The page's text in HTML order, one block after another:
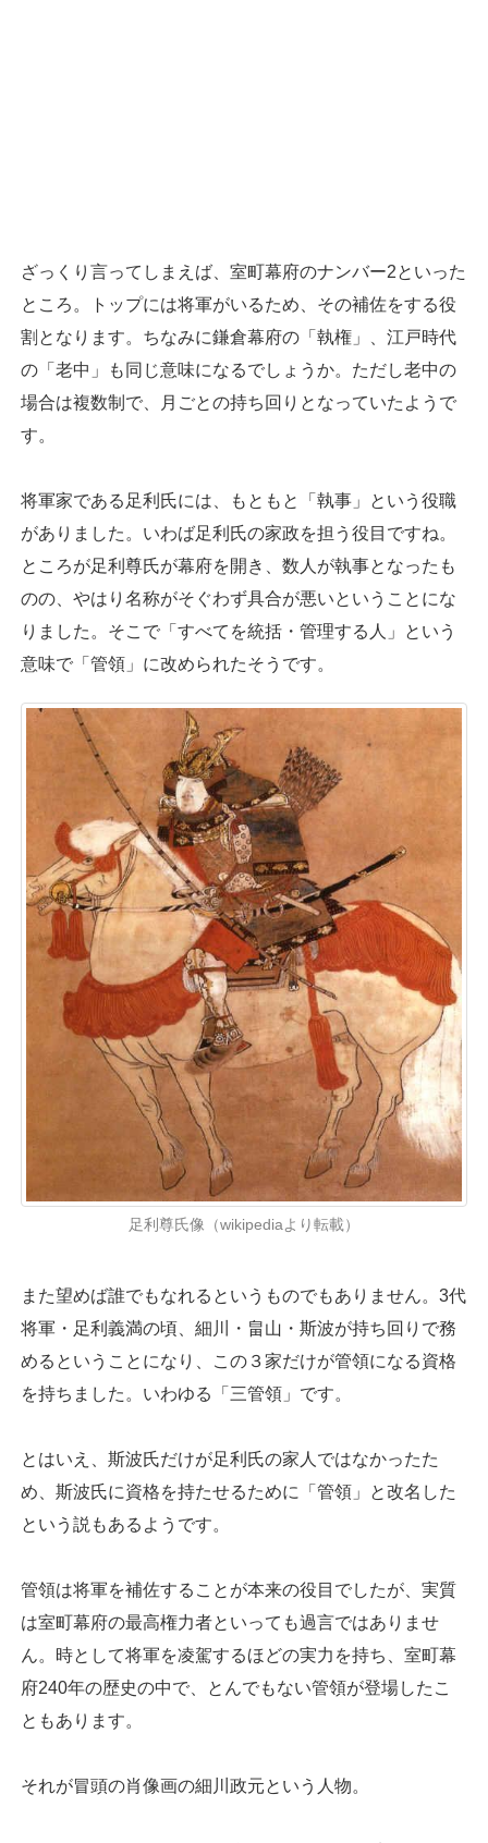
ざっくり言ってしまえば、室町幕府のナンバー2といった
ところ。トップには将軍がいるため、その補佐をする役
割となります。ちなみに鎌倉幕府の「執権」、江戸時代
の「老中」も同じ意味になるでしょうか。ただし老中の
場合は複数制で、月ごとの持ち回りとなっていたようで
す。
将軍家である足利氏には、もともと「執事」という役職
がありました。いわば足利氏の家政を担う役目ですね。
ところが足利尊氏が幕府を開き、数人が執事となったも
のの、やはり名称がそぐわず具合が悪いということにな
りました。そこで「すべてを統括・管理する人」という
意味で「管領」に改められたそうです。
足利尊氏像（wikipediaより転載）
また望めば誰でもなれるというものでもありません。3代
将軍・足利義満の頃、細川・畠山・斯波が持ち回りで務
めるということになり、この３家だけが管領になる資格
を持ちました。いわゆる「三管領」です。
とはいえ、斯波氏だけが足利氏の家人ではなかったた
め、斯波氏に資格を持たせるために「管領」と改名した
という説もあるようです。
管領は将軍を補佐することが本来の役目でしたが、実質
は室町幕府の最高権力者といっても過言ではありませ
ん。時として将軍を凌駕するほどの実力を持ち、室町幕
府240年の歴史の中で、とんでもない管領が登場したこ
ともあります。
それが冒頭の肖像画の細川政元という人物。